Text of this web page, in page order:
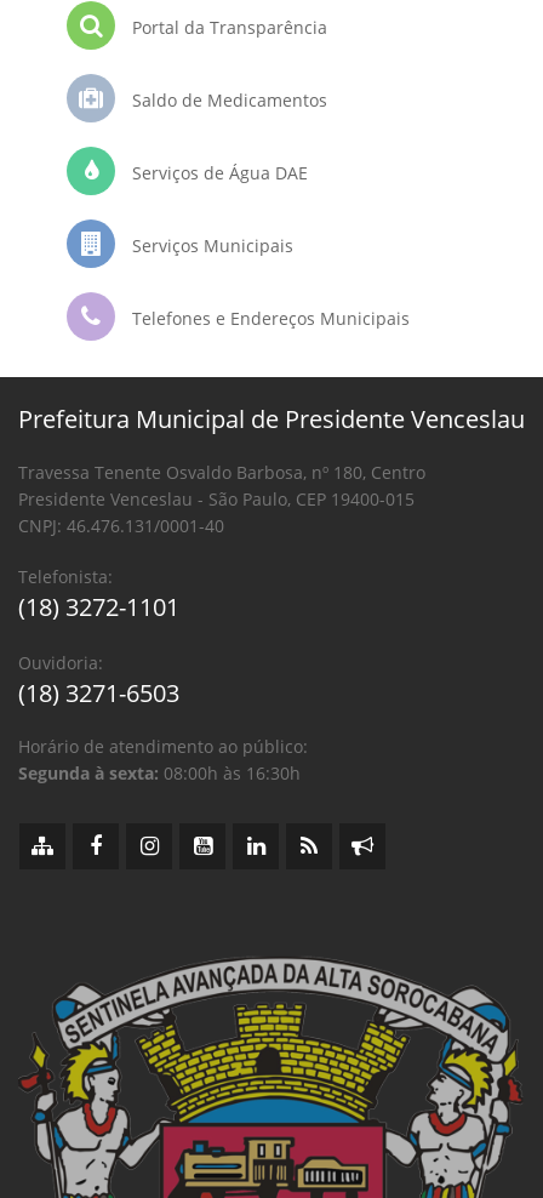
Portal da Transparência
Saldo de Medicamentos
Serviços de Água DAE
Serviços Municipais
Telefones e Endereços Municipais
Prefeitura Municipal de Presidente Venceslau
Travessa Tenente Osvaldo Barbosa, nº 180, Centro
Presidente Venceslau - São Paulo, CEP 19400-015
CNPJ: 46.476.131/0001-40
Telefonista:
(18) 3272-1101
Ouvidoria:
(18) 3271-6503
Horário de atendimento ao público:
Segunda à sexta: 08:00h às 16:30h